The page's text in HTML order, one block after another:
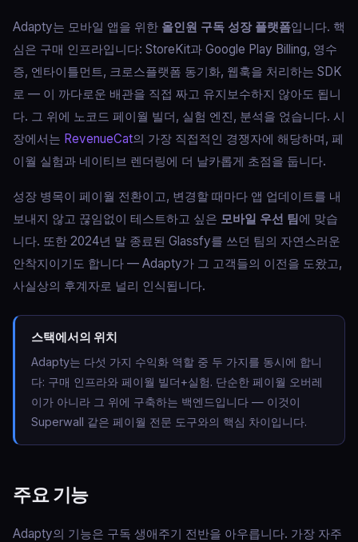
Adapty는 모바일 앱을 위한 올인원 구독 성장 플랫폼입니다. 핵
심은 구매 인프라입니다: StoreKit과 Google Play Billing, 영수
증, 엔타이틀먼트, 크로스플랫폼 동기화, 웹훅을 처리하는 SDK
로 — 이 까다로운 배관을 직접 짜고 유지보수하지 않아도 됩니
다. 그 위에 노코드 페이월 빌더, 실험 엔진, 분석을 얹습니다. 시
장에서는 RevenueCat의 가장 직접적인 경쟁자에 해당하며, 페
이월 실험과 네이티브 렌더링에 더 날카롭게 초점을 둡니다.
성장 병목이 페이월 전환이고, 변경할 때마다 앱 업데이트를 내
보내지 않고 끊임없이 테스트하고 싶은 모바일 우선 팀에 맞습
니다. 또한 2024년 말 종료된 Glassfy를 쓰던 팀의 자연스러운
안착지이기도 합니다 — Adapty가 그 고객들의 이전을 도왔고,
사실상의 후계자로 널리 인식됩니다.
스택에서의 위치
Adapty는 다섯 가지 수익화 역할 중 두 가지를 동시에 합니
다: 구매 인프라와 페이월 빌더+실험. 단순한 페이월 오버레
이가 아니라 그 위에 구축하는 백엔드입니다 — 이것이
Superwall 같은 페이월 전문 도구와의 핵심 차이입니다.
주요 기능
Adapty의 기능은 구독 생애주기 전반을 아우릅니다. 가장 자주